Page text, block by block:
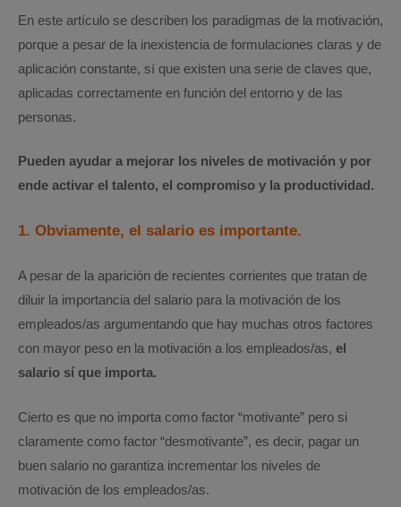
En este artículo se describen los paradigmas de la motivación,
porque a pesar de la inexistencia de formulaciones claras y de
aplicación constante, sí que existen una serie de claves que,
aplicadas correctamente en función del entorno y de las
personas.
Pueden ayudar a mejorar los niveles de motivación y por
ende activar el talento, el compromiso y la productividad.
1. Obviamente, el salario es importante.
A pesar de la aparición de recientes corrientes que tratan de
diluir la importancia del salario para la motivación de los
empleados/as argumentando que hay muchas otros factores
con mayor peso en la motivación a los empleados/as, el
salario sí que importa.
Cierto es que no importa como factor “motivante” pero si
claramente como factor “desmotivante”, es decir, pagar un
buen salario no garantiza incrementar los niveles de
motivación de los empleados/as.